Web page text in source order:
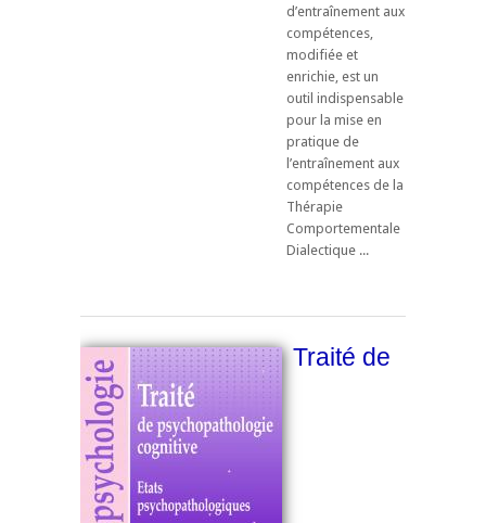
d’entraînement aux
compétences,
modifiée et
enrichie, est un
outil indispensable
pour la mise en
pratique de
l’entraînement aux
compétences de la
Thérapie
Comportementale
Dialectique ...
Traité de